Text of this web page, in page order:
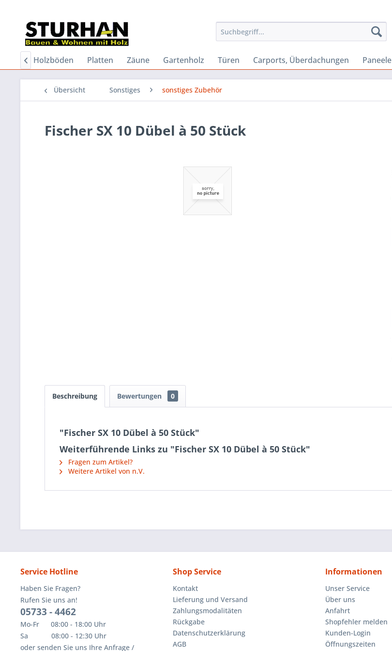
Holzböden Platten Zäune Gartenholz Türen Carports, Überdachungen Paneele

Übersicht Sonstiges sonstiges Zubehör
Fischer SX 10 Dübel à 50 Stück
Beschreibung Bewertungen 0
"Fischer SX 10 Dübel à 50 Stück"
Weiterführende Links zu "Fischer SX 10 Dübel à 50 Stück"
Fragen zum Artikel?
Weitere Artikel von n.V.
Service Hotline
Haben Sie Fragen?
Rufen Sie uns an!
05733 - 4462
Mo-Fr 08:00 - 18:00 Uhr
Sa 08:00 - 12:30 Uhr
oder senden Sie uns Ihre Anfrage /
Shop Service
Kontakt
Lieferung und Versand
Zahlungsmodalitäten
Rückgabe
Datenschutzerklärung
AGB
Informationen
Unser Service
Über uns
Anfahrt
Shopfehler melden
Kunden-Login
Öffnungszeiten